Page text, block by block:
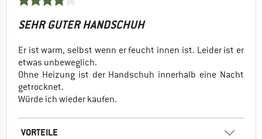
SEHR GUTER HANDSCHUH
Er ist warm, selbst wenn er feucht innen ist. Leider ist er
etwas unbeweglich.
Ohne Heizung ist der Handschuh innerhalb eine Nacht
getrocknet.
Würde ich wieder kaufen.
VORTEILE